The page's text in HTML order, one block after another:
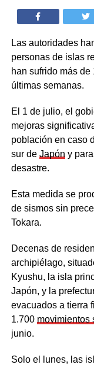
Las autoridades
personas de islas
han sufrido más
últimas semanas.
El 1 de julio, el
mejoras
población en caso
sur de Japón y
desastre.
Esta medida se
de sismos sin
Tokara.
Decenas de
archipiélago,
Kyushu, la isla
Japón, y la
evacuados a tierra
1.700 movimientos
junio.
Solo el lunes, las